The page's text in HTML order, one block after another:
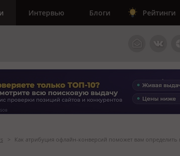
Интервью Блоги Рейтинги
> Как атрибуция офлайн-конверсий поможет вам